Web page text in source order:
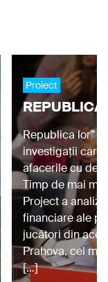
Proiect
REPUBLICA
Republica lor”
investigații care
afacerile cu
Timp de mai
Project a
financiare ale
jucători din
Prahova, cel
[…]